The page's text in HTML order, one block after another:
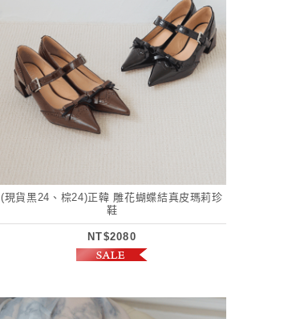
(現貨黑24、棕24)正韓 雕花蝴蝶結真皮瑪莉珍
鞋
NT$2080